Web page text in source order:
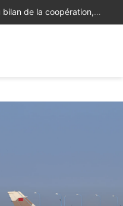
Maroc-Bénin : satisfaction du bilan de la coopération, volonté commune de la renforcer et de la diversifier davantage